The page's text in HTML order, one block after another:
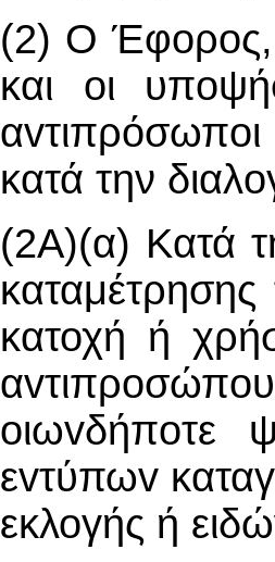
(2) Ο Έφορος,
και οι
κατά την
(2Α)(α) Κατά
κατοχή ή
oιωvδήπoτε
εvτύπωv
εκλογής ή